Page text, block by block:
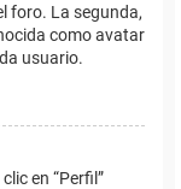
foro. La segunda,
como avatar
usuario.
en “Perfil”